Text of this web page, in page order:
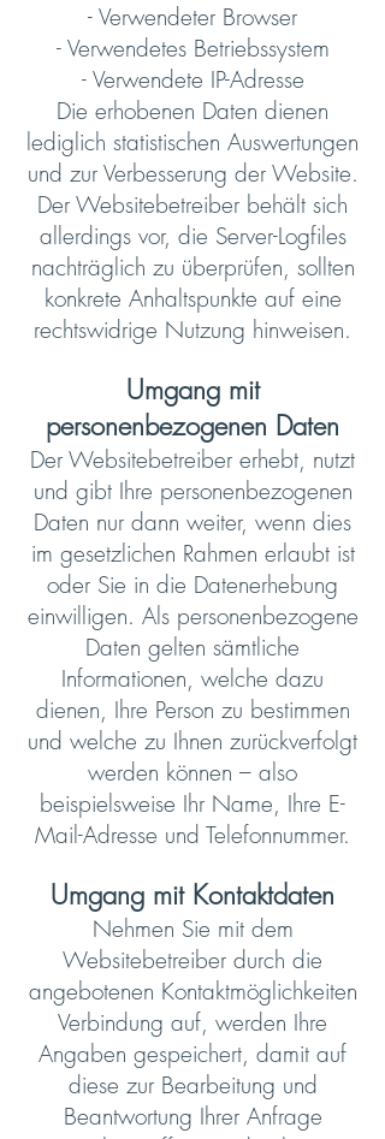
- Verwendeter Browser
- Verwendetes Betriebssystem
- Verwendete IP-Adresse
Die erhobenen Daten dienen
lediglich statistischen Auswertungen
und zur Verbesserung der Website.
Der Websitebetreiber behält sich
allerdings vor, die Server-Logfiles
nachträglich zu überprüfen, sollten
konkrete Anhaltspunkte auf eine
rechtswidrige Nutzung hinweisen.
Umgang mit
personenbezogenen Daten
Der Websitebetreiber erhebt, nutzt
und gibt Ihre personenbezogenen
Daten nur dann weiter, wenn dies
im gesetzlichen Rahmen erlaubt ist
oder Sie in die Datenerhebung
einwilligen. Als personenbezogene
Daten gelten sämtliche
Informationen, welche dazu
dienen, Ihre Person zu bestimmen
und welche zu Ihnen zurückverfolgt
werden können – also
beispielsweise Ihr Name, Ihre E-
Mail-Adresse und Telefonnummer.
Umgang mit Kontaktdaten
Nehmen Sie mit dem
Websitebetreiber durch die
angebotenen Kontaktmöglichkeiten
Verbindung auf, werden Ihre
Angaben gespeichert, damit auf
diese zur Bearbeitung und
Beantwortung Ihrer Anfrage